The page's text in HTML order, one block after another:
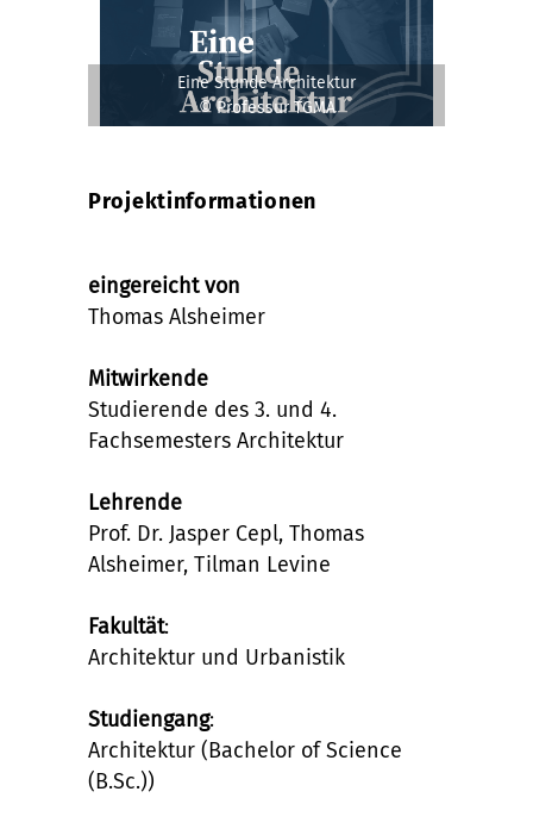
Eine Stunde Architektur
© Professur TGMA
Projektinformationen
eingereicht von
Thomas Alsheimer
Mitwirkende
Studierende des 3. und 4.
Fachsemesters Architektur
Lehrende
Prof. Dr. Jasper Cepl, Thomas
Alsheimer, Tilman Levine
Fakultät:
Architektur und Urbanistik
Studiengang:
Architektur (Bachelor of Science
(B.Sc.))